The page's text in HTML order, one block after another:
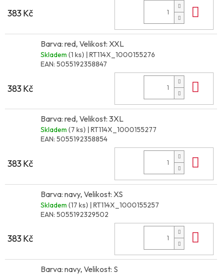
383 Kč
Barva: red, Velikost: XXL
Skladem (1 ks) | RT114X_1000155276
EAN: 5055192358847
383 Kč
Barva: red, Velikost: 3XL
Skladem (7 ks) | RT114X_1000155277
EAN: 5055192358854
383 Kč
Barva: navy, Velikost: XS
Skladem (17 ks) | RT114X_1000155257
EAN: 5055192329502
383 Kč
Barva: navy, Velikost: S